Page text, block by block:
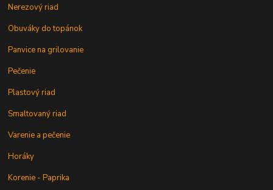
Nerezový riad
Obuváky do topánok
Panvice na grilovanie
Pečenie
Plastový riad
Smaltovaný riad
Varenie a pečenie
Horáky
Korenie - Paprika